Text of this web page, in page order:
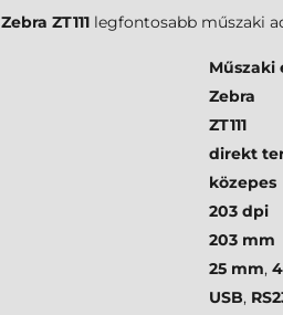
Zebra ZT111 legfontosabb műszaki
Műszaki
Zebra
ZT111
direkt
közepes
203 dpi
203 mm
25 mm,
USB,